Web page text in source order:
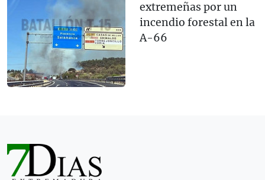
extremeñas por un
incendio forestal en la
A-66